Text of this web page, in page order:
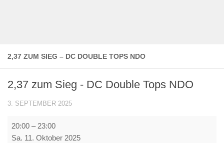
2,37 ZUM SIEG – DC DOUBLE TOPS NDO
2,37 zum Sieg - DC Double Tops NDO
3. SEPTEMBER 2025
2,37
zum
20:00 – 23:00
Sa. 11. Oktober 2025